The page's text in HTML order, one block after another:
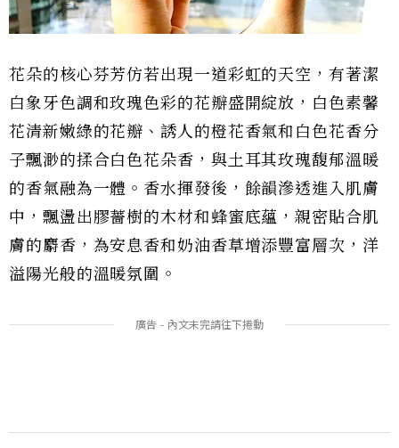
花朵的核心芬芳仿若出現一道彩虹的天空，有著潔
白象牙色調和玫瑰色彩的花瓣盛開綻放，白色素馨
花清新嫩綠的花瓣、誘人的橙花香氣和白色花香分
子飄渺的揉合白色花朵香，與土耳其玫瑰馥郁溫暖
的香氣融為一體。香水揮發後，餘韻滲透進入肌膚
中，飄盪出膠薔樹的木材和蜂蜜底蘊，親密貼合肌
膚的麝香，為安息香和奶油香草增添豐富層次，洋
溢陽光般的溫暖氛圍。